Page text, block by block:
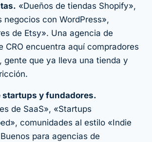
«Dueños de tiendas Shopify»,
negocios con WordPress»,
de Etsy». Una agencia de
CRO encuentra aquí compradores
gente que ya lleva una tienda y
startups y fundadores.
de SaaS», «Startups
comunidades al estilo «Indie
para agencias de